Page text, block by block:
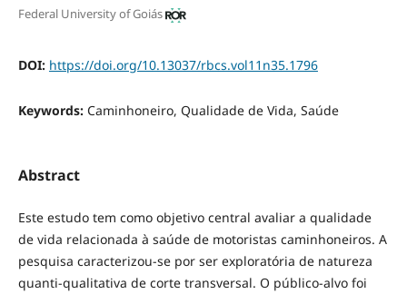
Federal University of Goiás
DOI: https://doi.org/10.13037/rbcs.vol11n35.1796
Keywords: Caminhoneiro, Qualidade de Vida, Saúde
Abstract
Este estudo tem como objetivo central avaliar a qualidade
de vida relacionada à saúde de motoristas caminhoneiros. A
pesquisa caracterizou-se por ser exploratória de natureza
quanti-qualitativa de corte transversal. O público-alvo foi